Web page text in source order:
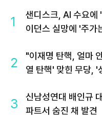
1
샌디스크, AI 수요
이던스 실망에 '주가
2
"이재명 탄핵, 얼마
열 탄핵' 맞힌 무당, '
3
신남성연대 배인규
파트서 숨진 채 발견